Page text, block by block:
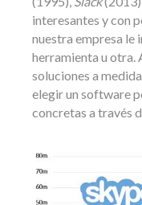
interesantes y con
nuestra empresa le
herramienta u otra.
soluciones a
elegir un software
concretas a través